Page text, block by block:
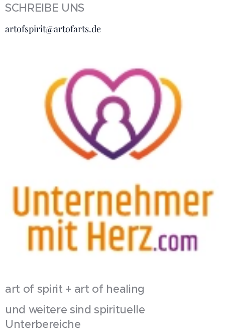
SCHREIBE UNS
artofspirit@artofarts.de
art of spirit + art of healing
und weitere sind spirituelle
Unterbereiche